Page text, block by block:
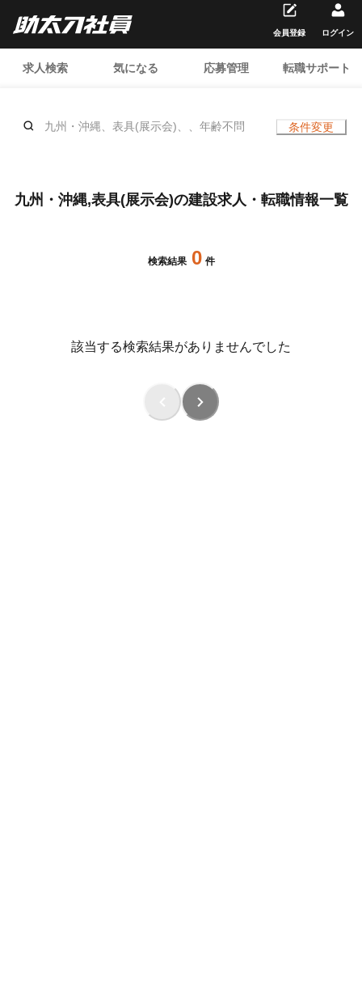
求人検索 気になる 応募管理 転職サポート
会員登録 ログイン
九州・沖縄、表具(展示会)、、年齢不問 条件変更
九州・沖縄,表具(展示会)の建設求人・転職情報一覧
検索結果 0 件
該当する検索結果がありませんでした